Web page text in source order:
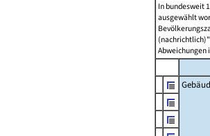
In bundesweit
ausgewählt
Abweichungen